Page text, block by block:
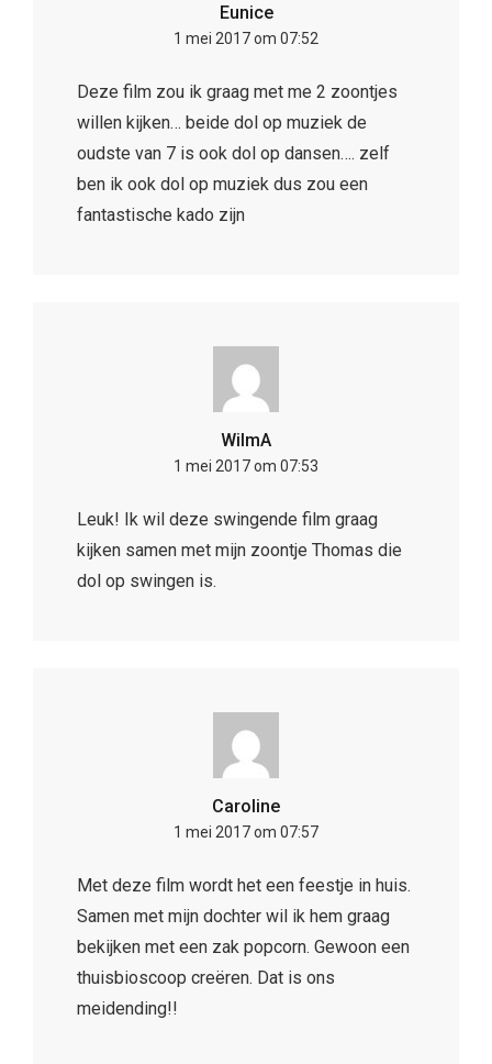
Eunice
1 mei 2017 om 07:52
Deze film zou ik graag met me 2 zoontjes
willen kijken… beide dol op muziek de
oudste van 7 is ook dol op dansen…. zelf
ben ik ook dol op muziek dus zou een
fantastische kado zijn
WilmA
1 mei 2017 om 07:53
Leuk! Ik wil deze swingende film graag
kijken samen met mijn zoontje Thomas die
dol op swingen is.
Caroline
1 mei 2017 om 07:57
Met deze film wordt het een feestje in huis.
Samen met mijn dochter wil ik hem graag
bekijken met een zak popcorn. Gewoon een
thuisbioscoop creëren. Dat is ons
meidending!!